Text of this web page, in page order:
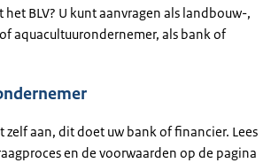
BLV? U kunt aanvragen als landbouw-,
aquacultuurondernemer, als bank of
zelf aan, dit doet uw bank of financier. Lees
en de voorwaarden op de pagina